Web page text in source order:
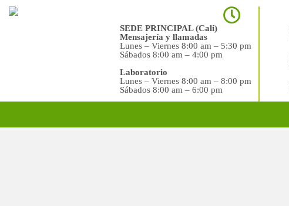
SEDE PRINCIPAL (Cali)
Mensajería y llamadas
Lunes – Viernes 8:00 am – 5:30 pm
Sábados 8:00 am – 4:00 pm
Laboratorio
Lunes – Viernes 8:00 am – 8:00 pm
Sábados 8:00 am – 6:00 pm